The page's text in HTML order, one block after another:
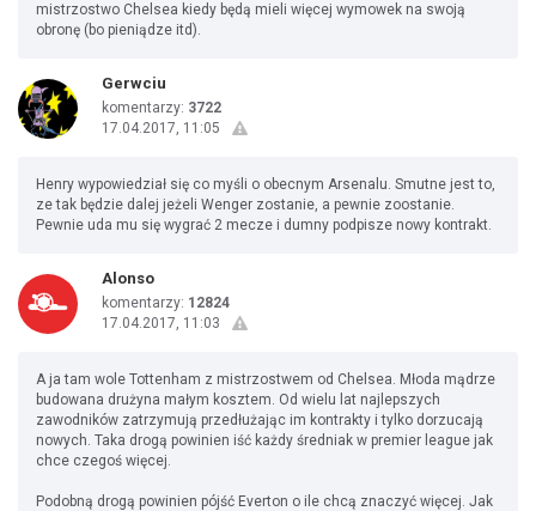
mistrzostwo Chelsea kiedy będą mieli więcej wymowek na swoją
obronę (bo pieniądze itd).
Gerwciu
komentarzy: 3722
17.04.2017, 11:05
Henry wypowiedział się co myśli o obecnym Arsenalu. Smutne jest to,
ze tak będzie dalej jeżeli Wenger zostanie, a pewnie zoostanie.
Pewnie uda mu się wygrać 2 mecze i dumny podpisze nowy kontrakt.
Alonso
komentarzy: 12824
17.04.2017, 11:03
A ja tam wole Tottenham z mistrzostwem od Chelsea. Młoda mądrze
budowana drużyna małym kosztem. Od wielu lat najlepszych
zawodników zatrzymują przedłużając im kontrakty i tylko dorzucają
nowych. Taka drogą powinien iść każdy średniak w premier league jak
chce czegoś więcej.
Podobną drogą powinien pójść Everton o ile chcą znaczyć więcej. Jak